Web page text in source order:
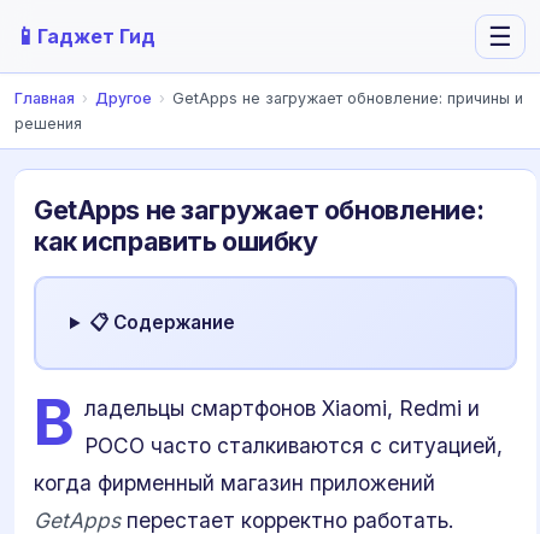
📱 Гаджет Гид ☰
Главная › Другое › GetApps не загружает обновление: причины и
решения
GetApps не загружает обновление:
как исправить ошибку
📋 Содержание
В ладельцы смартфонов Xiaomi, Redmi и
POCO часто сталкиваются с ситуацией,
когда фирменный магазин приложений
GetAppsперестает корректно работать.